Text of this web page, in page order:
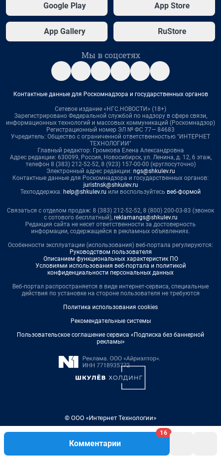
Комментарии
16
Google Play App Store
App Gallery RuStore
Мы в соцсетях
Контактные данные для Роскомнадзора и государственных органов
Сетевое издание «НГС.НОВОСТИ» (18+)
Зарегистрировано Федеральной службой по надзору в сфере связи,
информационных технологий и массовых коммуникаций (Роскомнадзор)
Регистрационный номер ЭЛ № ФС 77— 84683
Учредитель: Общество с ограниченной ответственностью "ИНТЕРНЕТ
ТЕХНОЛОГИИ"
Главный редактор: Громкова Елена Александровна
Адрес редакции: 630099, Россия, Новосибирск, ул. Ленина, д. 12, 6 этаж,
телефон 8 (383) 212-52-52, 8 (923) 157-00-00 (круглосуточно)
Электронный адрес редакции: ngs@shkulev.ru
Контактные данные для Роскомнадзора и государственных органов:
juristnsk@shkulev.ru
Техподдержка: help@shkulev.ru или воспользуйтесь веб-формой
Связаться с отделом продаж: 8 (383) 212-52-52, 8 (800) 200-03-83 (звонок
с сотового бесплатный), reklamangs@shkulev.ru
Редакция сайта не несет ответственности за достоверность
информации, содержащейся в рекламных объявлениях.
Особенности эксплуатации (использования) веб-портала регулируются:
Руководством пользователя
Описанием функциональных характеристик ПО
Условиями использования веб-портала и политикой
конфиденциальности персональных данных
Веб-портал распространяется в виде интернет-сервиса, специальные
действия по установке на стороне пользователя не требуются
Политика использования cookies
Рекомендательные системы
Пользовательское соглашение сервиса «Подписка без баннерной
рекламы»
© ООО «Интернет Технологии»